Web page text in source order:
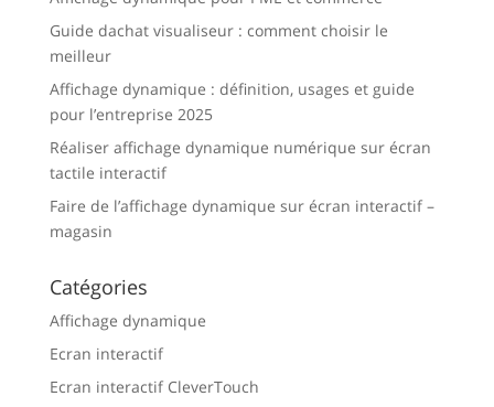
Guide dachat visualiseur : comment choisir le
meilleur
Affichage dynamique : définition, usages et guide
pour l’entreprise 2025
Réaliser affichage dynamique numérique sur écran
tactile interactif
Faire de l’affichage dynamique sur écran interactif –
magasin
Catégories
Affichage dynamique
Ecran interactif
Ecran interactif CleverTouch